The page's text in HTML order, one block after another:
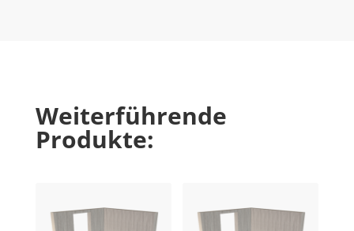
Weiterführende
Produkte: